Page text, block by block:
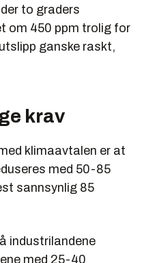
to graders
om 450 ppm trolig for
ganske raskt,
krav
klimaavtalen er at
med 50-85
sannsynlig 85
industrilandene
med 25-40